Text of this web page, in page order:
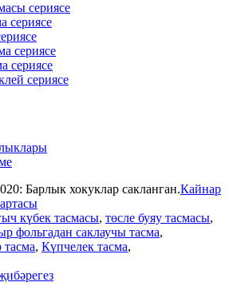
сериясе
сериясе
сериясе
сериясе
сериясе
Барлык хокуклар сакланган.Кайнар
күбек тасмасы, төсле буяу тасмасы,
фольгадан саклаучы тасма,
, Күпчелек тасма,